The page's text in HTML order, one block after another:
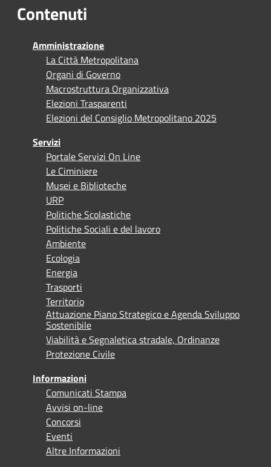
Contenuti
Amministrazione
La Città Metropolitana
Organi di Governo
Macrostruttura Organizzativa
Elezioni Trasparenti
Elezioni del Consiglio Metropolitano 2025
Servizi
Portale Servizi On Line
Le Ciminiere
Musei e Biblioteche
URP
Politiche Scolastiche
Politiche Sociali e del lavoro
Ambiente
Ecologia
Energia
Trasporti
Territorio
Attuazione Piano Strategico e Agenda Sviluppo
Sostenibile
Viabilità e Segnaletica stradale, Ordinanze
Protezione Civile
Informazioni
Comunicati Stampa
Avvisi on-line
Concorsi
Eventi
Altre Informazioni